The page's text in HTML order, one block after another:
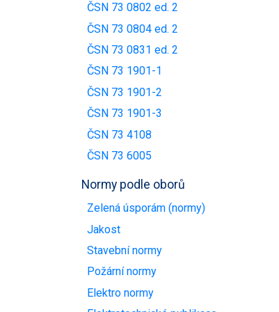
ČSN 73 0802 ed. 2
ČSN 73 0804 ed. 2
ČSN 73 0831 ed. 2
ČSN 73 1901-1
ČSN 73 1901-2
ČSN 73 1901-3
ČSN 73 4108
ČSN 73 6005
Normy podle oborů
Zelená úsporám (normy)
Jakost
Stavební normy
Požární normy
Elektro normy